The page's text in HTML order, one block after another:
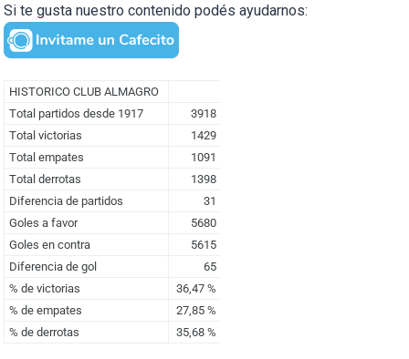
Si te gusta nuestro contenido podés ayudarnos: